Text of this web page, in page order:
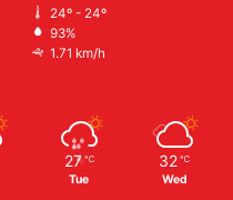
24º - 24º
93%
1.71 km/h
27 ℃
Tue
32 ℃
Wed